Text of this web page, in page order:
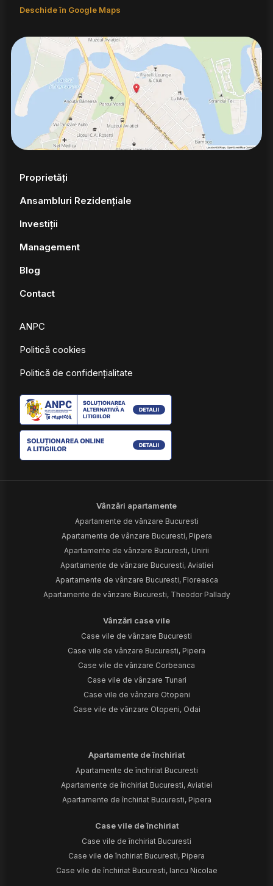
Deschide în Google Maps
Proprietăți
Ansambluri Rezidențiale
Investiții
Management
Blog
Contact
ANPC
Politică cookies
Politică de confidențialitate
Vânzări apartamente
Apartamente de vânzare Bucuresti
Apartamente de vânzare Bucuresti, Pipera
Apartamente de vânzare Bucuresti, Unirii
Apartamente de vânzare Bucuresti, Aviatiei
Apartamente de vânzare Bucuresti, Floreasca
Apartamente de vânzare Bucuresti, Theodor Pallady
Vânzări case vile
Case vile de vânzare Bucuresti
Case vile de vânzare Bucuresti, Pipera
Case vile de vânzare Corbeanca
Case vile de vânzare Tunari
Case vile de vânzare Otopeni
Case vile de vânzare Otopeni, Odai
Apartamente de închiriat
Apartamente de închiriat Bucuresti
Apartamente de închiriat Bucuresti, Aviatiei
Apartamente de închiriat Bucuresti, Pipera
Case vile de închiriat
Case vile de închiriat Bucuresti
Case vile de închiriat Bucuresti, Pipera
Case vile de închiriat Bucuresti, Iancu Nicolae